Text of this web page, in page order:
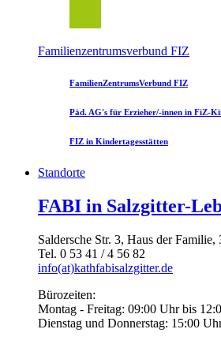
Familienzentrumsverbund FIZ
FamilienZentrumsVerbund FIZ
Päd. AG's für Erzieher/-innen in FiZ-
FIZ in Kindertagesstätten
Standorte
FABI in Salzgitter-
Saldersche Str. 3, Haus der Familie,
Tel. 0 53 41 / 4 56 82
info(at)kathfabisalzgitter.de
Bürozeiten:
Montag - Freitag: 09:00 Uhr bis
Dienstag und Donnerstag: 15:00